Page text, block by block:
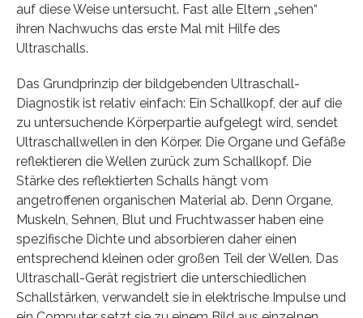
auf diese Weise untersucht. Fast alle Eltern „sehen“
ihren Nachwuchs das erste Mal mit Hilfe des
Ultraschalls.
Das Grundprinzip der bildgebenden Ultraschall-
Diagnostik ist relativ einfach: Ein Schallkopf, der auf die
zu untersuchende Körperpartie aufgelegt wird, sendet
Ultraschallwellen in den Körper. Die Organe und Gefäße
reflektieren die Wellen zurück zum Schallkopf. Die
Stärke des reflektierten Schalls hängt vom
angetroffenen organischen Material ab. Denn Organe,
Muskeln, Sehnen, Blut und Fruchtwasser haben eine
spezifische Dichte und absorbieren daher einen
entsprechend kleinen oder großen Teil der Wellen. Das
Ultraschall-Gerät registriert die unterschiedlichen
Schallstärken, verwandelt sie in elektrische Impulse und